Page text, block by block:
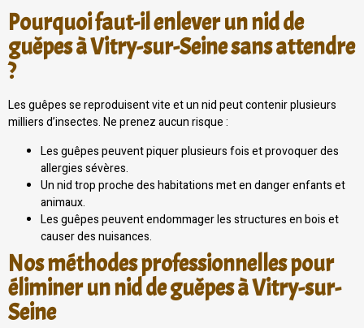
Pourquoi faut-il enlever un nid de
guêpes à Vitry-sur-Seine sans attendre
?
Les guêpes se reproduisent vite et un nid peut contenir plusieurs
milliers d’insectes. Ne prenez aucun risque :
Les guêpes peuvent piquer plusieurs fois et provoquer des
allergies sévères.
Un nid trop proche des habitations met en danger enfants et
animaux.
Les guêpes peuvent endommager les structures en bois et
causer des nuisances.
Nos méthodes professionnelles pour
éliminer un nid de guêpes à Vitry-sur-
Seine